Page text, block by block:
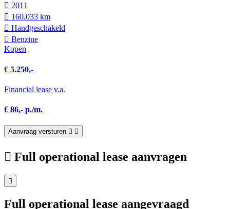
2011
160.033 km
Hand­geschakeld
Benzine
Kopen
€ 5.250,-
Financial lease v.a.
€ 86,- p./m.
Aanvraag versturen
Full operational lease aanvragen
Full operational lease aangevraagd